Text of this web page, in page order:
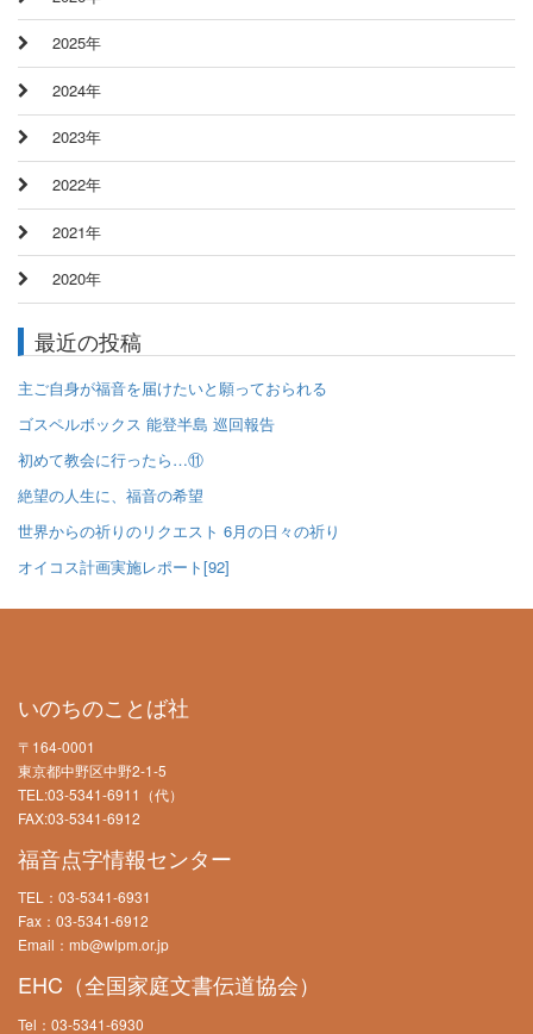
2025年
2024年
2023年
2022年
2021年
2020年
最近の投稿
主ご自身が福音を届けたいと願っておられる
ゴスペルボックス 能登半島 巡回報告
初めて教会に行ったら…⑪
絶望の人生に、福音の希望
世界からの祈りのリクエスト 6月の日々の祈り
オイコス計画実施レポート[92]
いのちのことば社
〒164-0001
東京都中野区中野2-1-5
TEL:03-5341-6911（代）
FAX:03-5341-6912
福音点字情報センター
TEL：03-5341-6931
Fax：03-5341-6912
Email：mb@wlpm.or.jp
EHC（全国家庭文書伝道協会）
Tel：03-5341-6930